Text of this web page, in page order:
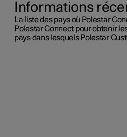
Informations
La liste des pays où Polestar
Polestar Connect pour obtenir
pays dans lesquels Polestar